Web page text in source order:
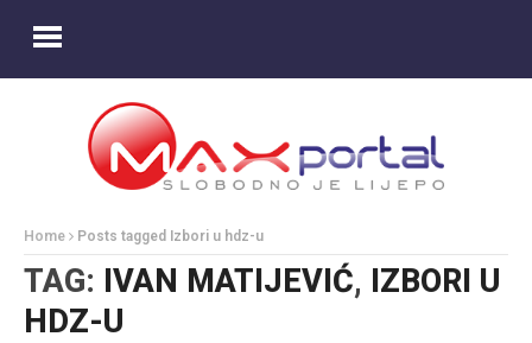
Home Posts tagged Izbori u hdz-u
TAG: IVAN MATIJEVIĆ, IZBORI U
HDZ-U